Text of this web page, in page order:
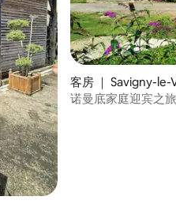
客房 ｜ Savigny-le-
诺曼底家庭迎宾之